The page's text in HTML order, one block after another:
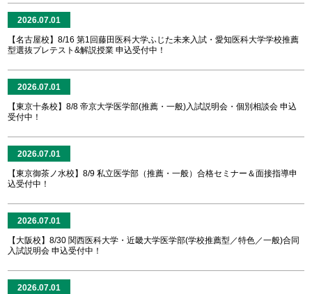
2026.07.01
【名古屋校】8/16 第1回藤田医科大学ふじた未来入試・愛知医科大学学校推薦
型選抜プレテスト&解説授業 申込受付中！
2026.07.01
【東京十条校】8/8 帝京大学医学部(推薦・一般)入試説明会・個別相談会 申込
受付中！
2026.07.01
【東京御茶ノ水校】8/9 私立医学部（推薦・一般）合格セミナー＆面接指導申
込受付中！
2026.07.01
【大阪校】8/30 関西医科大学・近畿大学医学部(学校推薦型／特色／一般)合同
入試説明会 申込受付中！
2026.07.01